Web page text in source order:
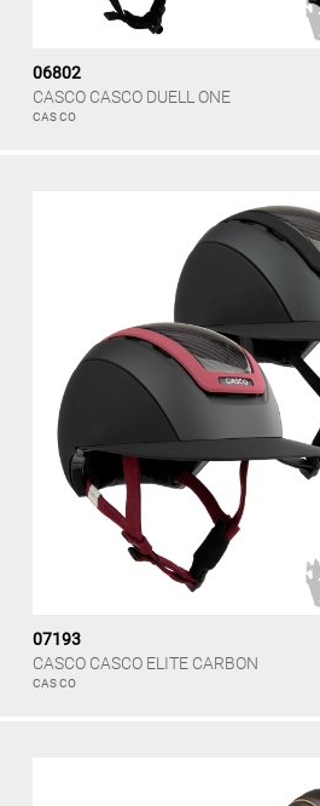
06802
CASCO CASCO DUELL ONE
CAS CO
07193
CASCO CASCO ELITE CARBON
CAS CO